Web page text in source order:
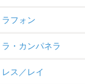
ラフォン
ラ・カンパネラ
レス／レイ